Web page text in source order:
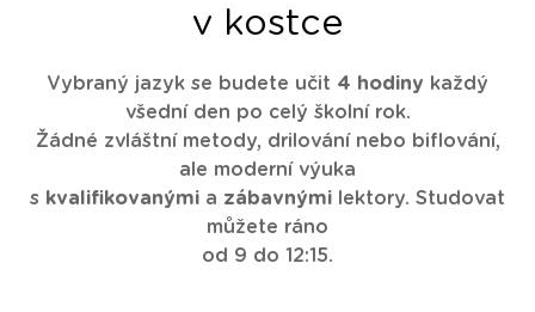
v kostce
Vybraný jazyk se budete učit 4 hodiny každý
všední den po celý školní rok.
Žádné zvláštní metody, drilování nebo biflování,
ale moderní výuka
s kvalifikovanými a zábavnými lektory. Studovat
můžete ráno
od 9 do 12:15.